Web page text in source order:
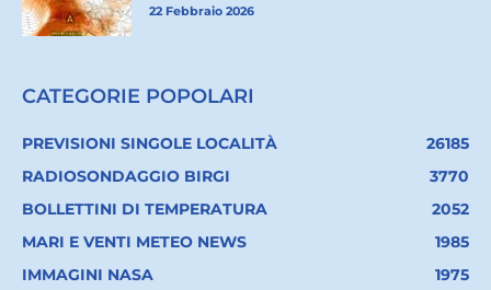
22 Febbraio 2026
CATEGORIE POPOLARI
PREVISIONI SINGOLE LOCALITÀ
26185
RADIOSONDAGGIO BIRGI
3770
BOLLETTINI DI TEMPERATURA
2052
MARI E VENTI METEO NEWS
1985
IMMAGINI NASA
1975